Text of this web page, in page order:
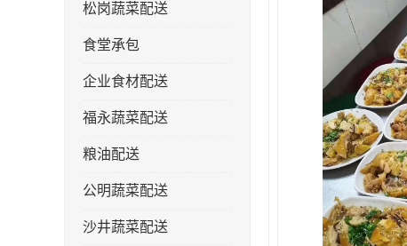
松岗蔬菜配送
食堂承包
企业食材配送
福永蔬菜配送
粮油配送
公明蔬菜配送
沙井蔬菜配送